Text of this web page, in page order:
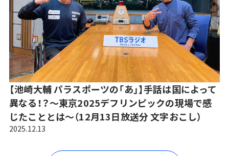
【池崎大輔 パラスポーツの「あ」】手話は国によって
異なる！？～東京2025デフリンピックの現場で感
じたこととは～（12月13日放送分 文字おこし）
2025.12.13